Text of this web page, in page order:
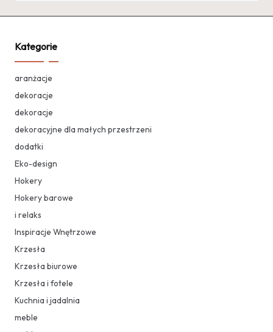
Kategorie
aranżacje
dekoracje
dekoracje
dekoracyjne dla małych przestrzeni
dodatki
Eko-design
Hokery
Hokery barowe
i relaks
Inspiracje Wnętrzowe
Krzesła
Krzesła biurowe
Krzesła i fotele
Kuchnia i jadalnia
meble